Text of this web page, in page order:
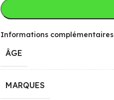
Informations complémentaires
ÂGE
MARQUES